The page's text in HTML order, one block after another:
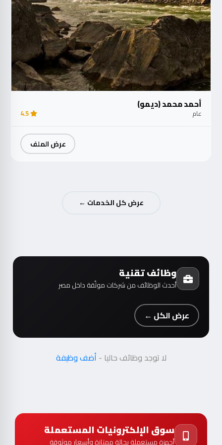
أحمد محمد (ديمو)
عام 4.5
عرض الملف
عرض كل الخدمات ←
وظائف تقنية
أحدث الوظائف من شركات موثّقة داخل مصر
عرض الكل ←
لا توجد وظائف حاليا - أضف وظيفة
سوق الإلكترونيات المستعملة
أجهزة مستعملة بحالة ممتازة وأسعار موثوقة